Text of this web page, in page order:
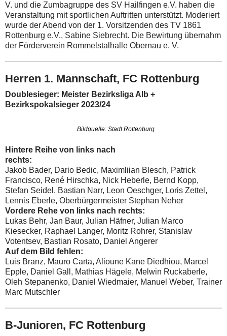
V. und die Zumbagruppe des SV Hailfingen e.V. haben die
Veranstaltung mit sportlichen Auftritten unterstützt. Moderiert
wurde der Abend von der 1. Vorsitzenden des TV 1861
Rottenburg e.V., Sabine Siebrecht. Die Bewirtung übernahm
der Förderverein Rommelstalhalle Obernau e. V.
Herren 1. Mannschaft, FC Rottenburg
Doublesieger: Meister Bezirksliga Alb +
Bezirkspokalsieger 2023/24
Bildquelle: Stadt Rottenburg
Hintere Reihe von links nach
rechts:
Jakob Bader, Dario Bedic, Maximliian Blesch, Patrick
Francisco, René Hirschka, Nick Heberle, Bernd Kopp,
Stefan Seidel, Bastian Narr, Leon Oeschger, Loris Zettel,
Lennis Eberle, Oberbürgermeister Stephan Neher
Vordere Rehe von links nach rechts:
Lukas Behr, Jan Baur, Julian Häfner, Julian Marco
Kiesecker, Raphael Langer, Moritz Rohrer, Stanislav
Votentsev, Bastian Rosato, Daniel Angerer
Auf dem Bild fehlen:
Luis Branz, Mauro Carta, Alioune Kane Diedhiou, Marcel
Epple, Daniel Gall, Mathias Hägele, Melwin Ruckaberle,
Oleh Stepanenko, Daniel Wiedmaier, Manuel Weber, Trainer
Marc Mutschler
B-Junioren, FC Rottenburg